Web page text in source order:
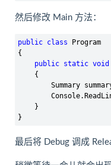
然后修改 Main 方法：
public class Program
{
public static void
    {
Summary
    }
}
最后将 Debug 调成